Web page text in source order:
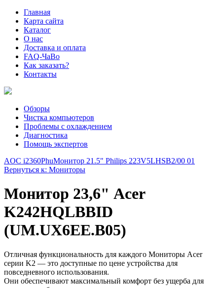
Главная
Карта сайта
Каталог
О нас
Доставка и оплата
FAQ-ЧаВо
Как заказать?
Контакты
Обзоры
Чистка компьютеров
Проблемы с охлаждением
Диагностика
Помощь экспертов
AOC i2360PhuМонитор 21.5" Philips 223V5LHSB2/00 01
Вернуться к: Мониторы
Монитор 23,6" Acer
K242HQLBBID
(UM.UX6EE.B05)
Отличная функциональность для каждого Мониторы Acer
серии K2 — это доступные по цене устройства для
повседневного использования.
Они обеспечивают максимальный комфорт без ущерба для